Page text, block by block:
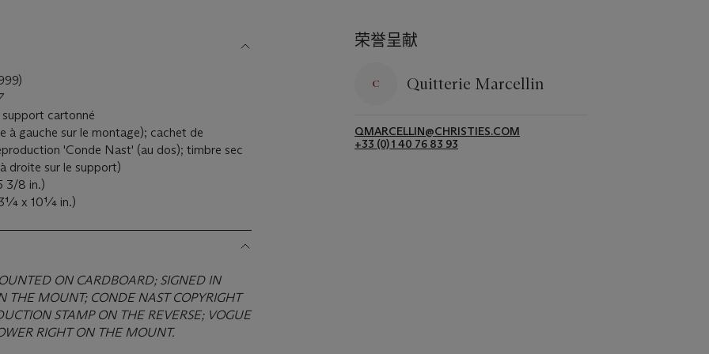
cartonné
à gauche sur le montage); cachet de
'Conde Nast' (au dos); timbre sec
droite sur le support)
3/8 in.)
x 10¼ in.)
ON CARDBOARD; SIGNED IN
THE MOUNT; CONDE NAST COPYRIGHT
STAMP ON THE REVERSE; VOGUE
RIGHT ON THE MOUNT.
荣誉呈献
Quitterie Marcellin
QMARCELLIN@CHRISTIES.COM
+33 (0) 1 40 76 83 93